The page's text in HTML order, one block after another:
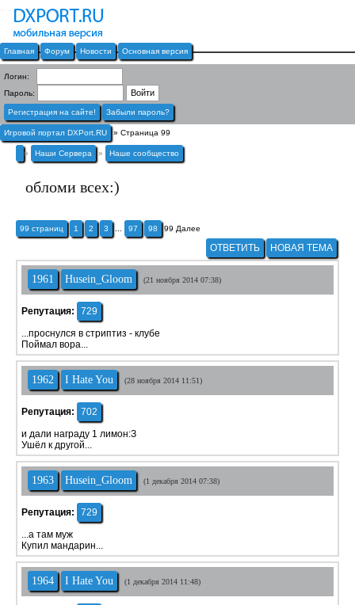
Главная Форум Новости Основная версия
Логин:
Пароль:
Регистрация на сайте! Забыли пароль?
Игровой портал DXPort.RU » Страница 99
» Наши Сервера » Наше сообщество
обломи всех:)
99 страниц 1 2 3 97 98 99 Далее
ОТВЕТИТЬ НОВАЯ ТЕМА
1961 Husein_Gloom (21 ноября 2014 07:38)
Репутация:
729
...проснулся в стриптиз - клубе
Поймал вора...
1962 I Hate You (28 ноября 2014 11:51)
Репутация:
702
и дали награду 1 лимон:З
Ушёл к другой...
1963 Husein_Gloom (1 декабря 2014 07:38)
Репутация:
729
...а там муж
Купил мандарин...
1964 I Hate You (1 декабря 2014 11:48)